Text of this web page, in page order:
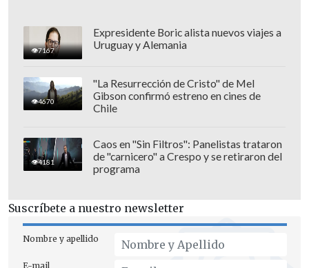
7167
Expresidente Boric alista nuevos viajes a
Uruguay y Alemania
4670
"La Resurrección de Cristo" de Mel
Gibson confirmó estreno en cines de
Chile
4181
Caos en "Sin Filtros": Panelistas trataron
de "carnicero" a Crespo y se retiraron del
programa
Suscríbete a nuestro newsletter
Nombre y apellido
E-mail